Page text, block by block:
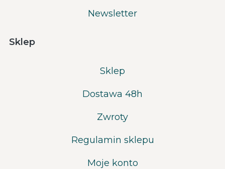
Newsletter
Sklep
Sklep
Dostawa 48h
Zwroty
Regulamin sklepu
Moje konto